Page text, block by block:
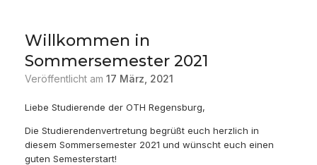
Willkommen in
Sommersemester 2021
Veröffentlicht am 17 März, 2021
Liebe Studierende der OTH Regensburg,
Die Studierendenvertretung begrüßt euch herzlich in
diesem Sommersemester 2021 und wünscht euch einen
guten Semesterstart!